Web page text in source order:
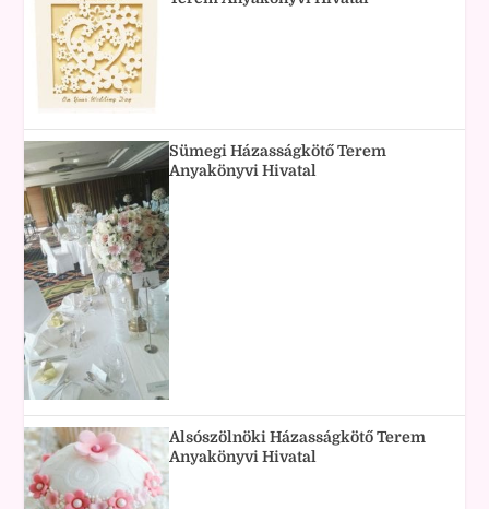
Sümegi Házasságkötő Terem
Anyakönyvi Hivatal
Alsószölnöki Házasságkötő Terem
Anyakönyvi Hivatal